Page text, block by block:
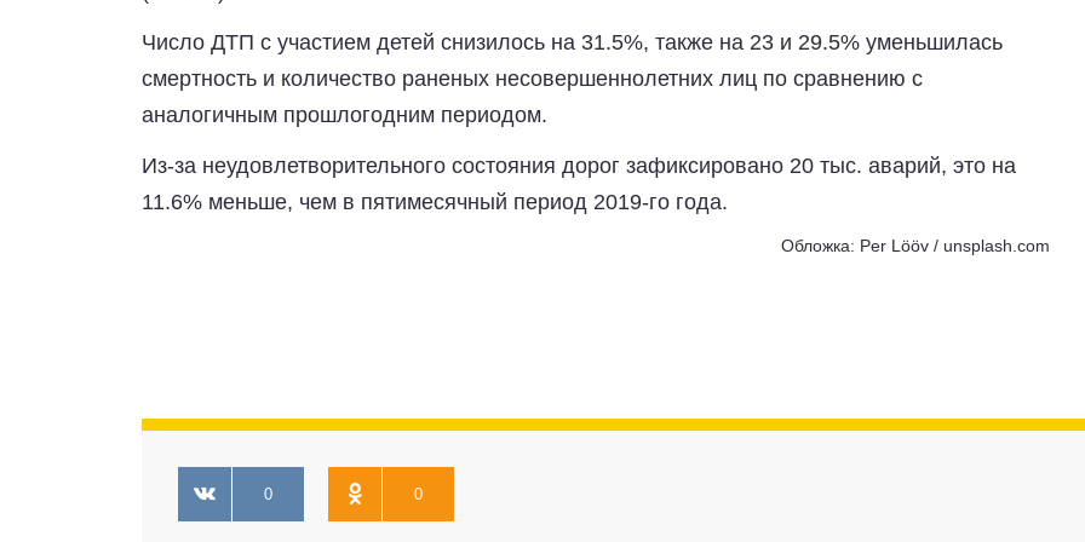
Число ДТП с участием детей снизилось на 31.5%, также на 23 и 29.5% уменьшилась
смертность и количество раненых несовершеннолетних лиц по сравнению с
аналогичным прошлогодним периодом.
Из-за неудовлетворительного состояния дорог зафиксировано 20 тыс. аварий, это на
11.6% меньше, чем в пятимесячный период 2019-го года.
Обложка: Per Lööv / unsplash.com
0 0